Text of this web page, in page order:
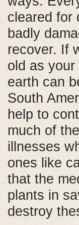
cleared for
badly
recover. If
old as
earth can
South
help to
much of
illnesses
ones like
that the
plants in
destroy